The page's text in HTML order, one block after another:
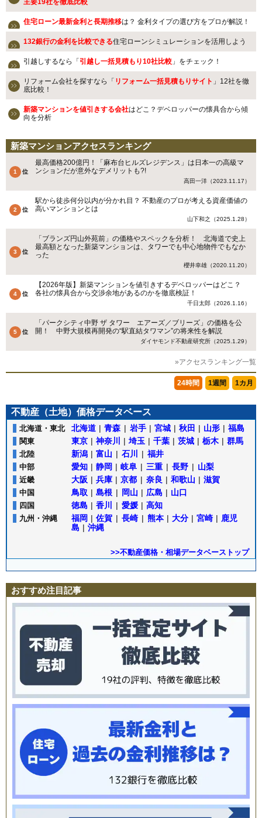
主要19社を徹底比較
住宅ローン最新金利と長期推移は？ 金利タイプの選び方をプロが解説！
132銀行の金利を比較できる住宅ローンシミュレーションを活用しよう
引越しするなら「 引越し一括見積もり10社比較 」をチェック！
リフォーム会社を探すなら「 リフォーム一括見積もりサイト 」12社を徹
底比較！
新築マンションを値引きする会社はどこ？デベロッパーの懐具合から傾
向を分析
新築マンションアクセスランキング
最高価格200億円！「麻布台ヒルズレジデンス」は日本一の高級マ
ンションだが意外なデメリットも?!
高田一洋（2023.11.17）
駅から徒歩何分以内が分かれ目？ 不動産のプロが考える資産価値の
高いマンションとは
山下和之（2025.1.28）
「ブランズ円山外苑前」の価格やスペックを分析！ 北海道で史上
最高額となった新築マンションは、タワーでも中心地物件でもなか
った
櫻井幸雄（2020.11.20）
【2026年版】新築マンションを値引きするデベロッパーはどこ？
各社の懐具合から交渉余地があるのかを徹底検証！
千日太郎（2026.1.16）
「パークシティ中野 ザ タワー エアーズ／ブリーズ」の価格を公
開！ 中野大規模再開発の“駅直結タワマン”の将来性を解説
ダイヤモンド不動産研究所（2025.1.29）
»アクセスランキング一覧
24時間 1週間 1カ月
不動産（土地）価格データベース
北海道・東北 北海道 | 青森 | 岩手 | 宮城 | 秋田 | 山形 | 福島
関東 東京 | 神奈川 | 埼玉 | 千葉 | 茨城 | 栃木 | 群馬
北陸 新潟 | 富山 | 石川 | 福井
中部 愛知 | 静岡 | 岐阜 | 三重 | 長野 | 山梨
近畿 大阪 | 兵庫 | 京都 | 奈良 | 和歌山 | 滋賀
中国 鳥取 | 島根 | 岡山 | 広島 | 山口
四国 徳島 | 香川 | 愛媛 | 高知
九州・沖縄 福岡 | 佐賀 | 長崎 | 熊本 | 大分 | 宮崎 | 鹿児
島 | 沖縄
>>不動産価格・相場データベーストップ
おすすめ注目記事